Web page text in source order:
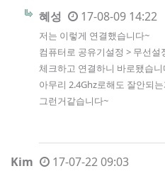
혜성 17-08-09 14:22
저는 이렇게 연결했습니다~
컴퓨터로 공유기설정 > 무선
체크하고 연결하니 바로됐습니
아무리 2.4Ghz로해도 잘안되
그런거같습니다~
Kim 17-07-22 09:03